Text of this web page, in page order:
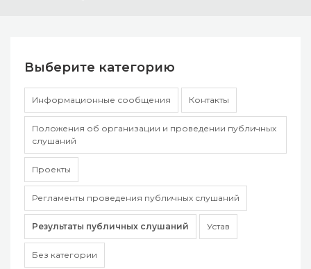
Выберите категорию
Информационные сообщения Контакты
Положения об организации и проведении публичных
слушаний
Проекты
Регламенты проведения публичных слушаний
Результаты публичных слушаний Устав
Без категории